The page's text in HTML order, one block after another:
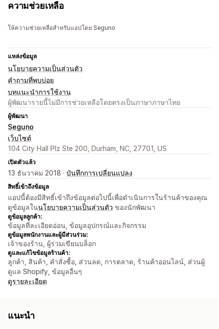
ความช่วยเหลือ
ให้ความช่วยเหลือสำหรับแอปโดย Seguno
แหล่งข้อมูล
นโยบายความเป็นส่วนตัว
คำถามที่พบบ่อย
บทแนะนำการใช้งาน
ผู้พัฒนารายนี้ไม่มีการช่วยเหลือโดยตรงเป็นภาษาภาษาไทย
ผู้พัฒนา
Seguno
เว็บไซต์
104 City Hall Plz Ste 200, Durham, NC, 27701, US
เปิดตัวแล้ว
13 ธันวาคม 2018 · บันทึกการเปลี่ยนแปลง
สิทธิ์เข้าถึงข้อมูล
แอปนี้ต้องมีสิทธิ์เข้าถึงข้อมูลต่อไปนี้เพื่อดำเนินการในร้านค้าของคุณ
ดูข้อมูลในนโยบายความเป็นส่วนตัว ของนักพัฒนา
ดูข้อมูลลูกค้า:
ข้อมูลที่ละเอียดอ่อน, ข้อมูลอุปกรณ์และกิจกรรม
ดูข้อมูลพนักงานและผู้มีส่วนร่วม:
เจ้าของร้าน, ผู้ร่วมเขียนบล็อก
ดูและแก้ไขข้อมูลร้านค้า:
ลูกค้า, สินค้า, คำสั่งซื้อ, ส่วนลด, การตลาด, ร้านค้าออนไลน์, ส่วนผู้
ดูแล Shopify, ข้อมูลอื่นๆ
ดูรายละเอียด
แนะนำ